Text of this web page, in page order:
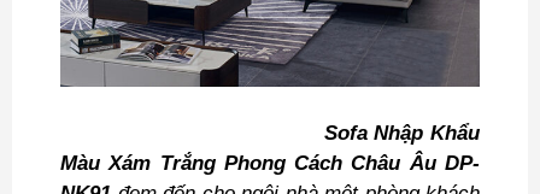
Sofa Nhập Khẩu
Màu Xám Trắng Phong Cách Châu Âu DP-